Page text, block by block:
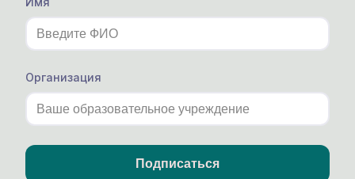
Взнос:
130 руб.
Международный профессиональный
конкурс для воспитателей и
специалистов ДОУ "Образовательная
ДО"
Организация
Подписаться